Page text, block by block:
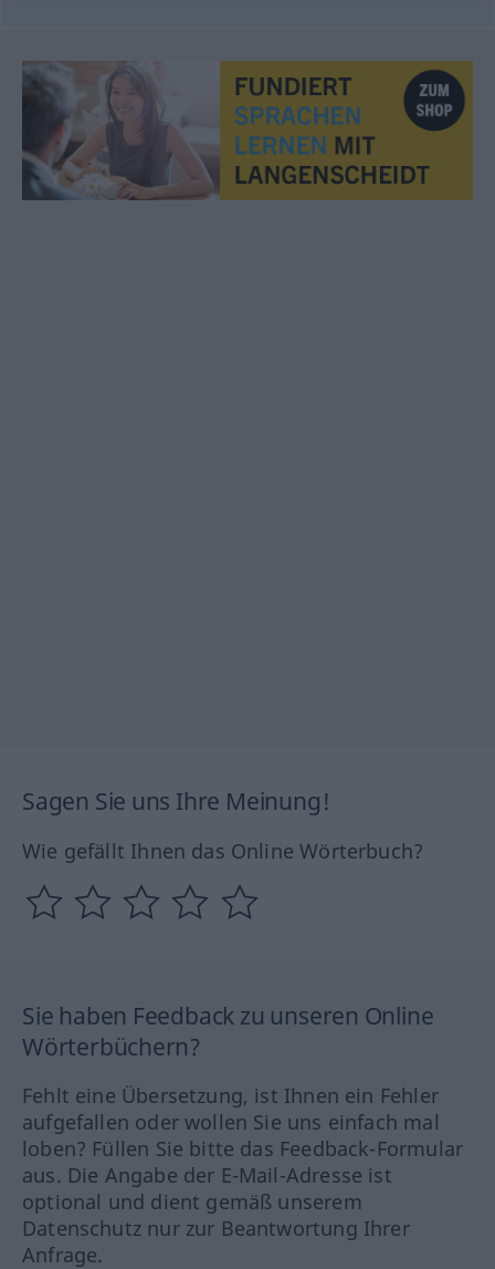
Sagen Sie uns Ihre Meinung!
Wie gefällt Ihnen das Online Wörterbuch?
Sie haben Feedback zu unseren Online
Wörterbüchern?
Fehlt eine Übersetzung, ist Ihnen ein Fehler
aufgefallen oder wollen Sie uns einfach mal
loben? Füllen Sie bitte das Feedback-Formular
aus. Die Angabe der E-Mail-Adresse ist
optional und dient gemäß unserem
Datenschutz nur zur Beantwortung Ihrer
Anfrage.